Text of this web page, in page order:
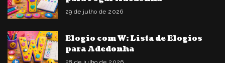
29 de julho de 2026
Elogio com W: Lista de Elogios
para Adedonha